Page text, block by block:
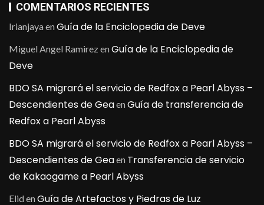
COMENTARIOS RECIENTES
IrianjayaenGuía de la Enciclopedia de Deve
Miguel Angel RamirezenGuía de la Enciclopedia de
Deve
BDO SA migrará el servicio de Redfox a Pearl Abyss –
Descendientes de GeaenGuía de transferencia de
Redfox a Pearl Abyss
BDO SA migrará el servicio de Redfox a Pearl Abyss –
Descendientes de Geaen Transferencia de servicio
de Kakaogame a Pearl Abyss
ElidenGuía de Artefactos y Piedras de Luz